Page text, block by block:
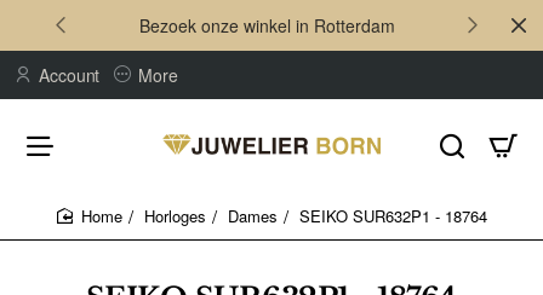
Bezoek onze winkel in Rotterdam
Account More
Horloges Dames SEIKO SUR632P1 - 18764